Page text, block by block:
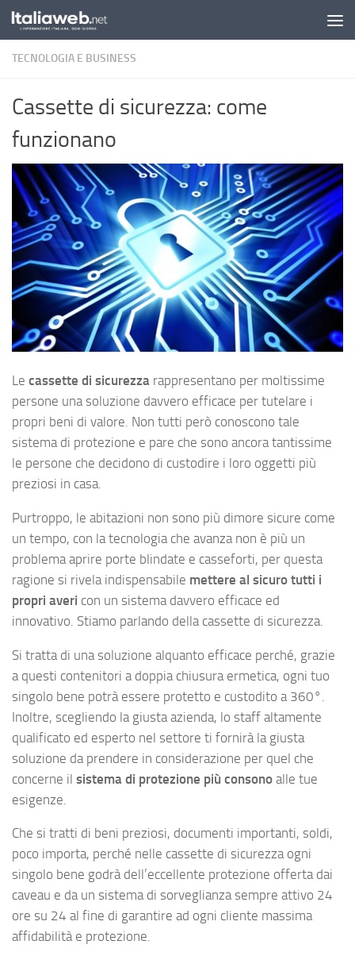
Sotto il contenuto
TECNOLOGIA E BUSINESS
Cassette di sicurezza: come
funzionano
Le cassette di sicurezza rappresentano per moltissime
persone una soluzione davvero efficace per tutelare i
propri beni di valore. Non tutti però conoscono tale
sistema di protezione e pare che sono ancora tantissime
le persone che decidono di custodire i loro oggetti più
preziosi in casa.
Purtroppo, le abitazioni non sono più dimore sicure come
un tempo, con la tecnologia che avanza non è più un
problema aprire porte blindate e casseforti, per questa
ragione si rivela indispensabile mettere al sicuro tutti i
propri averi con un sistema davvero efficace ed
innovativo. Stiamo parlando della cassette di sicurezza.
Si tratta di una soluzione alquanto efficace perché, grazie
a questi contenitori a doppia chiusura ermetica, ogni tuo
singolo bene potrà essere protetto e custodito a 360°.
Inoltre, scegliendo la giusta azienda, lo staff altamente
qualificato ed esperto nel settore ti fornirà la giusta
soluzione da prendere in considerazione per quel che
concerne il sistema di protezione più consono alle tue
esigenze.
Che si tratti di beni preziosi, documenti importanti, soldi,
poco importa, perché nelle cassette di sicurezza ogni
singolo bene godrà dell’eccellente protezione offerta dai
caveau e da un sistema di sorveglianza sempre attivo 24
ore su 24 al fine di garantire ad ogni cliente massima
affidabilità e protezione.